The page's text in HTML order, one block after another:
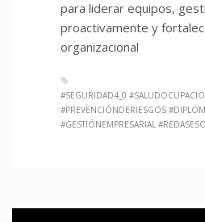
para liderar equipos,
proactivamente y
organizacional
#SEGURIDAD4_0
#PREVENCIÓNDERIESGOS
#GESTIÓNEMPRESARIAL